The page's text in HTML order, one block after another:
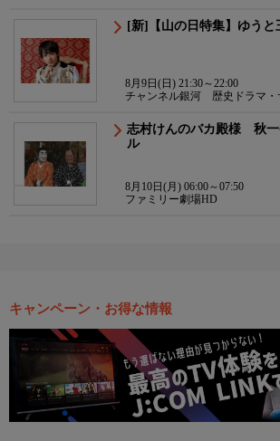
[新]【山の日特集】ゆうと
8月9日(日) 21:30～22:00
チャンネル銀河 歴史ドラマ・
志村けんのバカ殿様 秋一
ル
8月10日(月) 06:00～07:50
ファミリー劇場HD
キャンペーン・お得な情報